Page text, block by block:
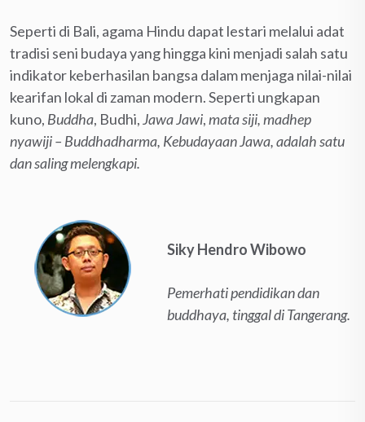
Seperti di Bali, agama Hindu dapat lestari melalui adat
tradisi seni budaya yang hingga kini menjadi salah satu
indikator keberhasilan bangsa dalam menjaga nilai-nilai
kearifan lokal di zaman modern. Seperti ungkapan
kuno, Buddha, Budhi,Jawa Jawi,mata siji, madhep
nyawiji – Buddhadharma, Kebudayaan Jawa, adalah satu
dan saling melengkapi.
Siky Hendro Wibowo
Pemerhati pendidikan dan
buddhaya, tinggal di Tangerang.